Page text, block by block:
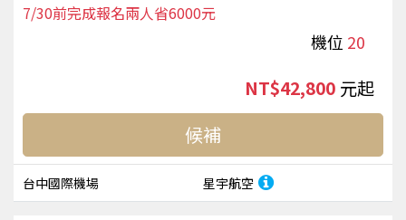
機位 20
7/30前完成報名兩人省6000元
台中國際機場 星宇航空
NT$42,800 起
候補